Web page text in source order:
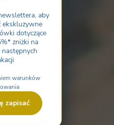
aby
dotyczące
zniżki na
następnych
warunków
zapisać